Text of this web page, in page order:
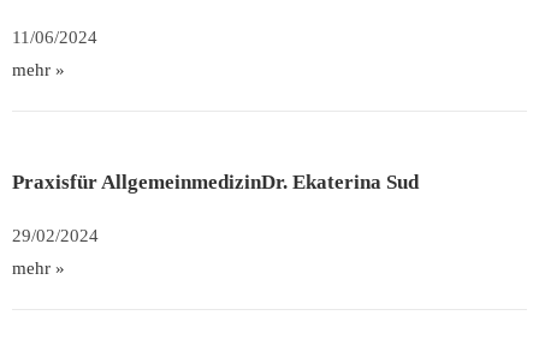
11/06/2024
mehr »
Praxisfür AllgemeinmedizinDr. Ekaterina Sud
29/02/2024
mehr »